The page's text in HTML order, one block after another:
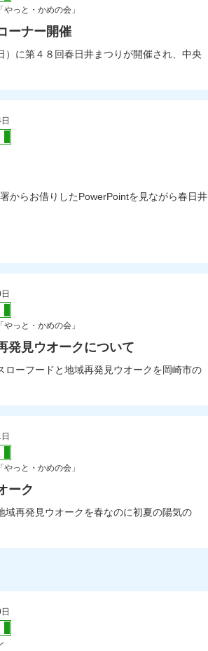
っと・かめの会」
ーナー開催
に第４８回春日井まつりが開催され、中央
からお借りしたPowerPointを見ながら春日井
っと・かめの会」
発見ウオークについて
ーフードと地域再発見ウオークを岡崎市の
っと・かめの会」
ーク
再発見ウオークを春なのに初夏の陽気の